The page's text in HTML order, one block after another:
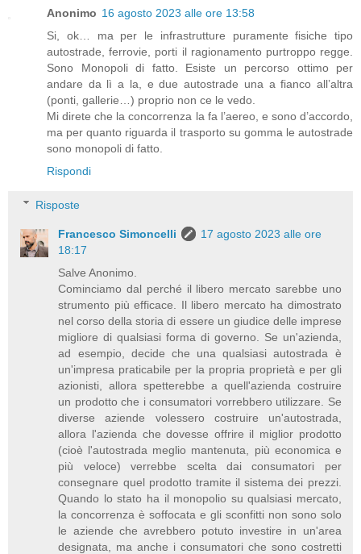
Anonimo 16 agosto 2023 alle ore 13:58
Si, ok… ma per le infrastrutture puramente fisiche tipo
autostrade, ferrovie, porti il ragionamento purtroppo regge.
Sono Monopoli di fatto. Esiste un percorso ottimo per
andare da lì a la, e due autostrade una a fianco all’altra
(ponti, gallerie…) proprio non ce le vedo.
Mi direte che la concorrenza la fa l’aereo, e sono d’accordo,
ma per quanto riguarda il trasporto su gomma le autostrade
sono monopoli di fatto.
Rispondi
Risposte
Francesco Simoncelli
17 agosto 2023 alle ore
18:17
Salve Anonimo.
Cominciamo dal perché il libero mercato sarebbe uno
strumento più efficace. Il libero mercato ha dimostrato
nel corso della storia di essere un giudice delle imprese
migliore di qualsiasi forma di governo. Se un'azienda,
ad esempio, decide che una qualsiasi autostrada è
un'impresa praticabile per la propria proprietà e per gli
azionisti, allora spetterebbe a quell'azienda costruire
un prodotto che i consumatori vorrebbero utilizzare. Se
diverse aziende volessero costruire un'autostrada,
allora l'azienda che dovesse offrire il miglior prodotto
(cioè l'autostrada meglio mantenuta, più economica e
più veloce) verrebbe scelta dai consumatori per
consegnare quel prodotto tramite il sistema dei prezzi.
Quando lo stato ha il monopolio su qualsiasi mercato,
la concorrenza è soffocata e gli sconfitti non sono solo
le aziende che avrebbero potuto investire in un'area
designata, ma anche i consumatori che sono costretti